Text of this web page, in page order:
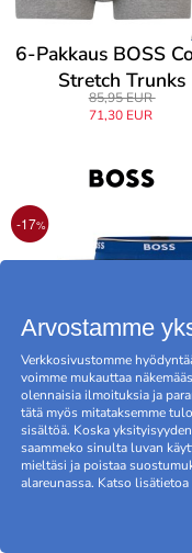
6-Pakkaus BOSS
Stretch Trunks
85,95 EUR
71,30 EUR
-17%
6-Pakkaus BOSS
Stretch Trunks
85,95 EUR
Arvostamme
Verkkosivustomme
voimme mukauttaa
olennaisia ilmoituksia ja
tätä myös mitataksemme
sisältöä. Koska
saammeko sinulta luvan
mieltäsi ja poistaa
alareunassa. Katso